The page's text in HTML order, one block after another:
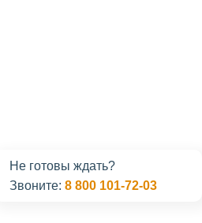
Не готовы ждать?
Звоните: 8 800 101-72-03